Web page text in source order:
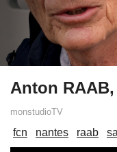
Anton
monstudioTV
fcn nantes raab